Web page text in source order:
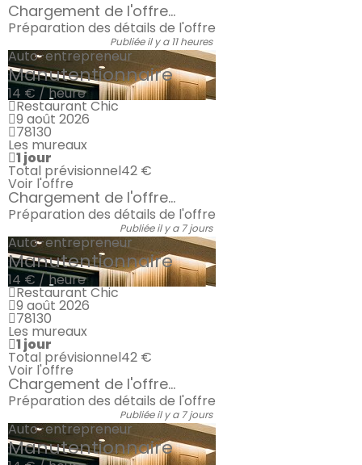
Chargement de l'offre...
Préparation des détails de l'offre
Publiée il y a 11 heures
Auto-entrepreneur
Manutentionnaire
14 € / heure
Restaurant Chic
9 août 2026
78130
Les mureaux
1 jour
Total prévisionnel42 €
Voir l'offre
Chargement de l'offre...
Préparation des détails de l'offre
Publiée il y a 7 jours
Auto-entrepreneur
Manutentionnaire
14 € / heure
Restaurant Chic
9 août 2026
78130
Les mureaux
1 jour
Total prévisionnel42 €
Voir l'offre
Chargement de l'offre...
Préparation des détails de l'offre
Publiée il y a 7 jours
Auto-entrepreneur
Manutentionnaire